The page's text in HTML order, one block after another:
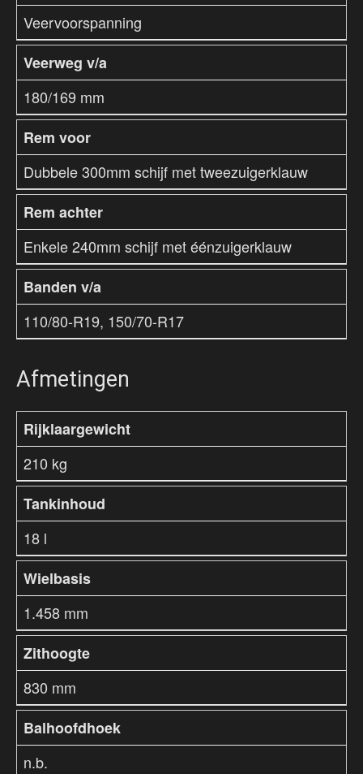
Veervoorspanning
Veerweg v/a
180/169 mm
Rem voor
Dubbele 300mm schijf met tweezuigerklauw
Rem achter
Enkele 240mm schijf met éénzuigerklauw
Banden v/a
110/80-R19, 150/70-R17
Afmetingen
Rijklaargewicht
210 kg
Tankinhoud
18 l
Wielbasis
1.458 mm
Zithoogte
830 mm
Balhoofdhoek
n.b.